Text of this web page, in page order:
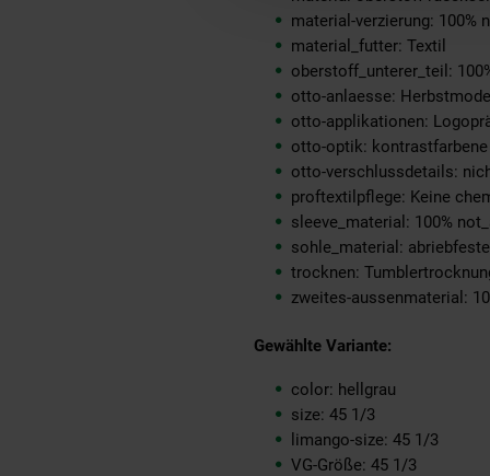
material-verzierung: 100%
material_futter: Textil
oberstoff_unterer_teil:
otto-anlaesse:
otto-applikationen:
otto-optik:
otto-verschlussdetails:
proftextilpflege: Keine
sleeve_material: 100%
sohle_material:
trocknen:
zweites-aussenmaterial:
Gewählte Variante:
color: hellgrau
size: 45 1/3
limango-size: 45 1/3
VG-Größe: 45 1/3